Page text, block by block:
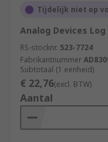
Tijdelijk niet op
Analog Devices Log
RS-stocknr. 523-7724
Fabrikantnummer
Subtotaal (1 eenheid)
€ 22,76(excl. BTW)
Aantal